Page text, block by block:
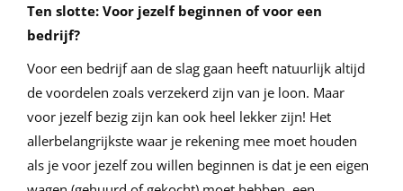
Ten slotte: Voor jezelf beginnen of voor een
bedrijf?
Voor een bedrijf aan de slag gaan heeft natuurlijk altijd
de voordelen zoals verzekerd zijn van je loon. Maar
voor jezelf bezig zijn kan ook heel lekker zijn! Het
allerbelangrijkste waar je rekening mee moet houden
als je voor jezelf zou willen beginnen is dat je een eigen